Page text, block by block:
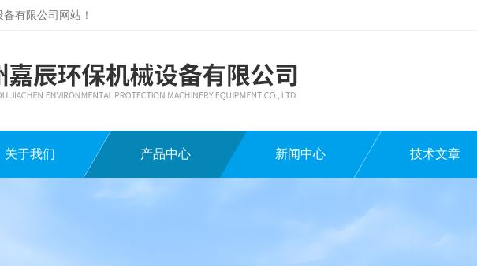
有限公司网站！
关于我们 产品中心 新闻中心 技术文章